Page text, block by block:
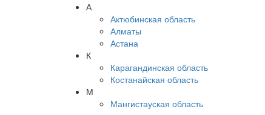
А
Актюбинская область
Алматы
Астана
К
Карагандинская область
Костанайская область
М
Мангистауская область